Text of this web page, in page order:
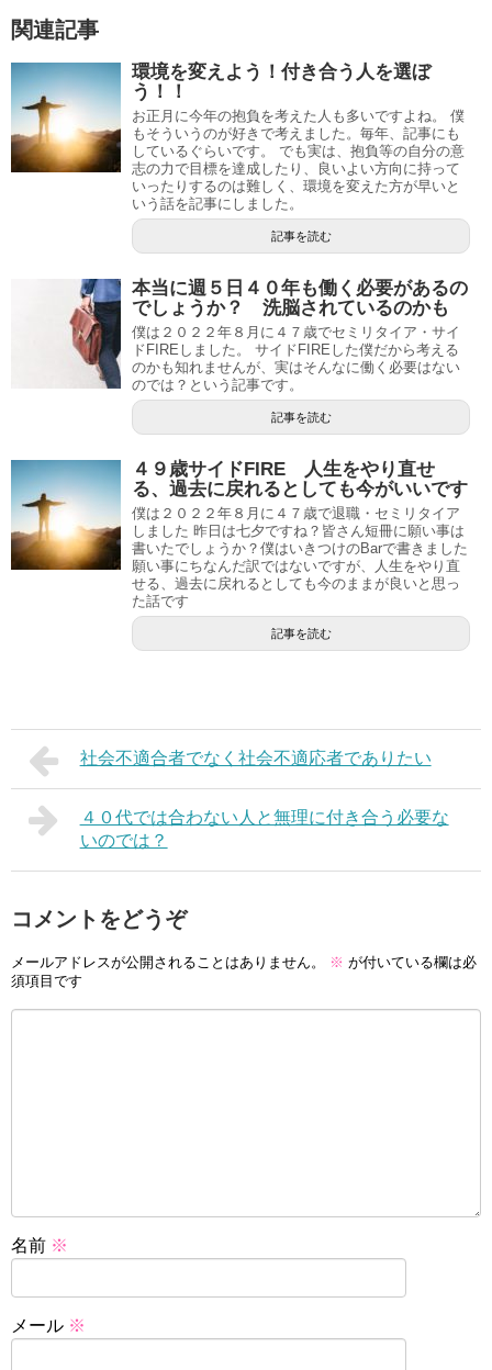
関連記事
環境を変えよう！付き合う人を選ぼ
う！！
お正月に今年の抱負を考えた人も多いですよね。 僕
もそういうのが好きで考えました。毎年、記事にも
しているぐらいです。 でも実は、抱負等の自分の意
志の力で目標を達成したり、良いよい方向に持って
いったりするのは難しく、環境を変えた方が早いと
いう話を記事にしました。
記事を読む
本当に週５日４０年も働く必要があるの
でしょうか？ 洗脳されているのかも
僕は２０２２年８月に４７歳でセミリタイア・サイ
ドFIREしました。 サイドFIREした僕だから考える
のかも知れませんが、実はそんなに働く必要はない
のでは？という記事です。
記事を読む
４９歳サイドFIRE 人生をやり直せ
る、過去に戻れるとしても今がいいです
僕は２０２２年８月に４７歳で退職・セミリタイア
しました 昨日は七夕ですね？皆さん短冊に願い事は
書いたでしょうか？僕はいきつけのBarで書きました
願い事にちなんだ訳ではないですが、人生をやり直
せる、過去に戻れるとしても今のままが良いと思っ
た話です
記事を読む
社会不適合者でなく社会不適応者でありたい
４０代では合わない人と無理に付き合う必要な
いのでは？
コメントをどうぞ
メールアドレスが公開されることはありません。 ※ が付いている欄は必
須項目です
名前 ※
メール ※